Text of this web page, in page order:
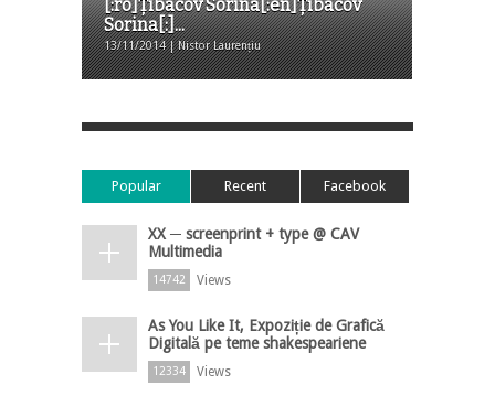
[:ro]Țibacov Sorina[:en]Țibacov
Sorina[:]...
13/11/2014 | Nistor Laurențiu
Popular Recent Facebook
XX ─ screenprint + type @ CAV
Multimedia
14742 Views
As You Like It, Expoziție de Grafică
Digitală pe teme shakespeariene
12334 Views